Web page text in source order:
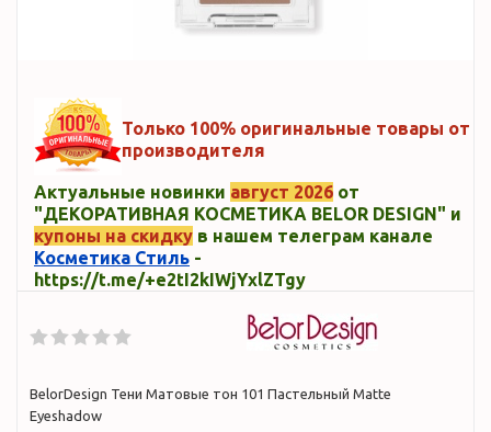
Только 100% оригинальные товары от
производителя
Актуальные новинки август 2026 от
"ДЕКОРАТИВНАЯ КОСМЕТИКА BELOR DESIGN" и
купоны на скидку в нашем телеграм канале
Косметика Стиль -
https://t.me/+e2tI2kIWjYxlZTgy
BelorDesign Тени Матовые тон 101 Пастельный Matte
Eyeshadow